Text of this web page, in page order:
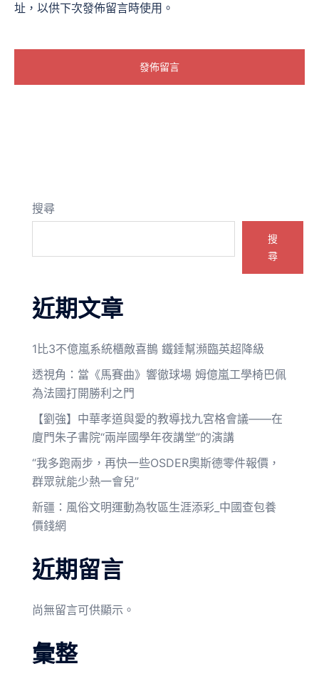
址，以供下次發佈留言時使用。
搜尋
搜
尋
近期文章
1比3不億嵐系統櫃敵喜鵲 鐵錘幫瀕臨英超降級
透視角：當《馬賽曲》響徹球場 姆億嵐工學椅巴佩
為法國打開勝利之門
【劉強】中華孝道與愛的教導找九宮格會議——在
廈門朱子書院“兩岸國學年夜講堂”的演講
“我多跑兩步，再快一些OSDER奧斯德零件報價，
群眾就能少熱一會兒”
新疆：風俗文明運動為牧區生涯添彩_中國查包養
價錢網
近期留言
尚無留言可供顯示。
彙整